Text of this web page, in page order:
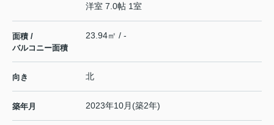
洋室 7.0帖 1室
面積 /
バルコニー面積
23.94㎡ / -
向き 北
築年月 2023年10月(築2年)